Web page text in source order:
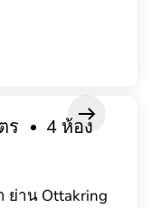
ย่าน Ottakring
ร 4 ห้อง